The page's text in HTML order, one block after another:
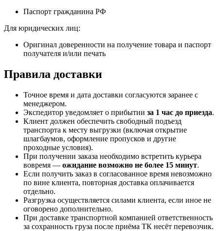
Паспорт гражданина РФ
Для юридических лиц:
Оригинал доверенности на получение товара и паспорт
получателя и/или печать
Правила доставки
Точное время и дата доставки согласуются заранее с
менеджером.
Экспедитор уведомляет о прибытии за 1 час до приезда.
Клиент должен обеспечить свободный подъезд
транспорта к месту выгрузки (включая открытие
шлагбаумов, оформление пропусков и другие
проходные условия).
При получении заказа необходимо встретить курьера
вовремя — ожидание возможно не более 15 минут.
Если получить заказ в согласованное время невозможно
по вине клиента, повторная доставка оплачивается
отдельно.
Разгрузка осуществляется силами клиента, если иное не
оговорено дополнительно.
При доставке транспортной компанией ответственность
за сохранность груза после приёма ТК несёт перевозчик.